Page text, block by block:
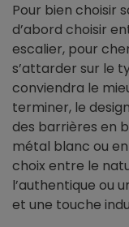
Pour bien choisir
d’abord choisir
escalier, pour
s’attarder sur le
conviendra le
terminer, le
des barrières en
métal blanc ou
choix entre le
l’authentique ou
et une touche